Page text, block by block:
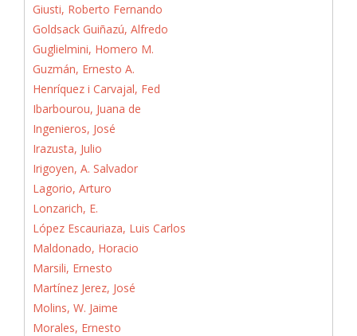
Giusti, Roberto Fernando
Goldsack Guiñazú, Alfredo
Guglielmini, Homero M.
Guzmán, Ernesto A.
Henríquez i Carvajal, Fed
Ibarbourou, Juana de
Ingenieros, José
Irazusta, Julio
Irigoyen, A. Salvador
Lagorio, Arturo
Lonzarich, E.
López Escauriaza, Luis Carlos
Maldonado, Horacio
Marsili, Ernesto
Martínez Jerez, José
Molins, W. Jaime
Morales, Ernesto